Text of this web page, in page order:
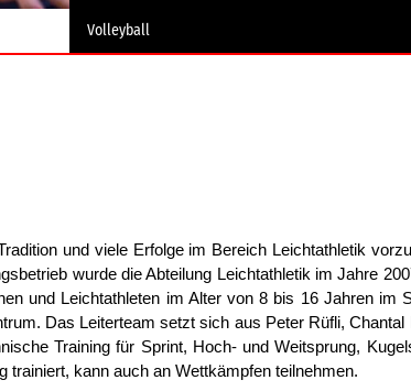
Volleyball
und viele Erfolge im Bereich Leichtathletik
wurde die Abteilung Leichtathletik im Jahre
und Leichtathleten im Alter von 8 bis 16 Jahren im
Das Leiterteam setzt sich aus Peter Rüfli,
Training für Sprint, Hoch- und Weitsprung,
trainiert, kann auch an Wettkämpfen teilnehmen.